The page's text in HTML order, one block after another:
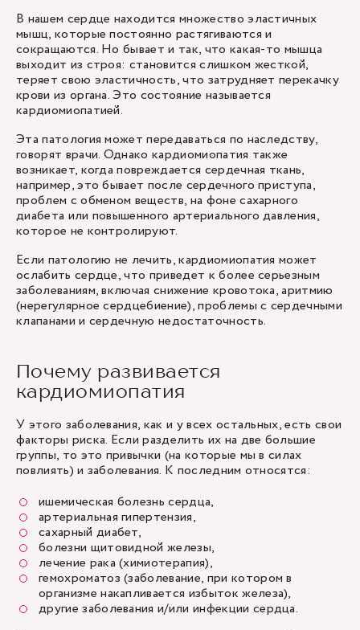
В нашем сердце находится множество эластичных
мышц, которые постоянно растягиваются и
сокращаются. Но бывает и так, что какая-то мышца
выходит из строя: становится слишком жесткой,
теряет свою эластичность, что затрудняет перекачку
крови из органа. Это состояние называется
кардиомиопатией.
Эта патология может передаваться по наследству,
говорят врачи. Однако кардиомиопатия также
возникает, когда повреждается сердечная ткань,
например, это бывает после сердечного приступа,
проблем с обменом веществ, на фоне сахарного
диабета или повышенного артериального давления,
которое не контролируют.
Если патологию не лечить, кардиомиопатия может
ослабить сердце, что приведет к более серьезным
заболеваниям, включая снижение кровотока, аритмию
(нерегулярное сердцебиение), проблемы с сердечными
клапанами и сердечную недостаточность.
Почему развивается
кардиомиопатия
У этого заболевания, как и у всех остальных, есть свои
факторы риска. Если разделить их на две большие
группы, то это привычки (на которые мы в силах
повлиять) и заболевания. К последним относятся:
ишемическая болезнь сердца,
артериальная гипертензия,
сахарный диабет,
болезни щитовидной железы,
лечение рака (химиотерапия),
гемохроматоз (заболевание, при котором в
организме накапливается избыток железа),
другие заболевания и/или инфекции сердца.